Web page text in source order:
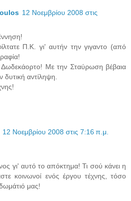
12 Νοεμβρίου 2008 στις
Π.Κ. γι' αυτήν την γιγαντο (από
Δωδεκάορτο! Με την Σταύρωση βέβαια
δυτική αντίληψη.
12 Νοεμβρίου 2008 στις 7:16 π.μ.
γι' αυτό το απόκτημα! Τι σού κάνει η
κοινωνοί ενός έργου τέχνης, τόσο
μας!